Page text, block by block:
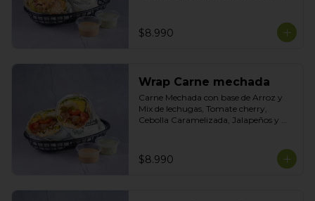
$8.990
Wrap Carne mechada
Carne Mechada con base de Arroz y
Mix de lechugas, Tomate cherry,
Cebolla Caramelizada, Jalapeños y
$8.990